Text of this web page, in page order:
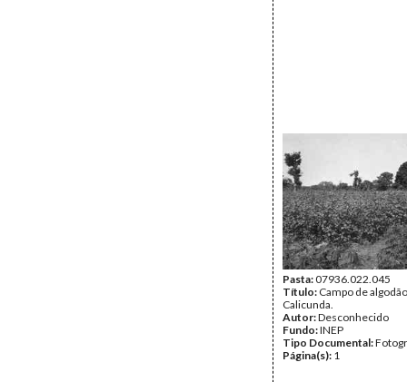
Pasta:07936.022.045
Título: Campo de
Calicunda.
Autor:Desconhecido
Fundo:INEP
Tipo Documental:
Página(s): 1